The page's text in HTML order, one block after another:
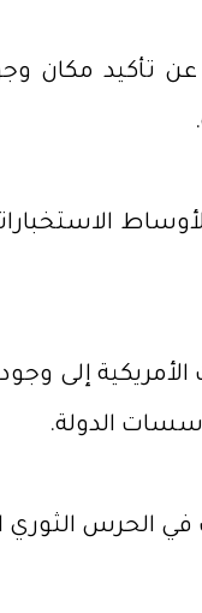
عن تأكيد
إلى
الدولة.
الحرس الثوري